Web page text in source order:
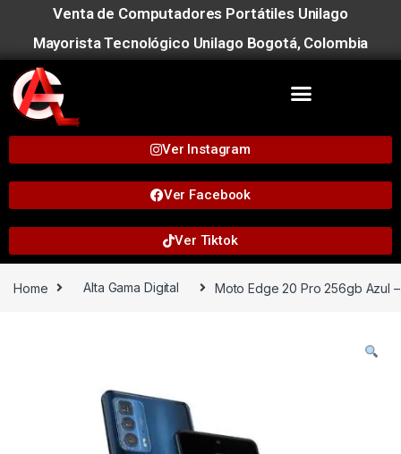
Venta de Computadores Portátiles Unilago
Mayorista Tecnológico Unilago Bogotá, Colombia
Ver Instagram
Ver Facebook
Ver Tiktok
Home Alta Gama Digital Moto Edge 20 Pro 256gb Azul –